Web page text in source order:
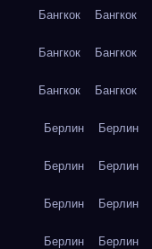
Бангкок Бангкок
Бангкок Бангкок
Бангкок Бангкок
Берлин Берлин
Берлин Берлин
Берлин Берлин
Берлин Берлин